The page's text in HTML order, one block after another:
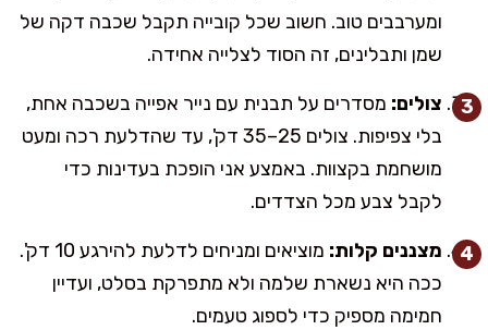
ומערבבים טוב. חשוב שכל קובייה תקבל שכבה דקה של
שמן ותבלינים, זה הסוד לצלייה אחידה.
צולים: מסדרים על תבנית עם נייר אפייה בשכבה אחת,
בלי צפיפות. צולים 25–35 דק', עד שהדלעת רכה ומעט
מושחמת בקצוות. באמצע אני הופכת בעדינות כדי
לקבל צבע מכל הצדדים.
מצננים קלות:
מוציאים ומניחים לדלעת להירגע 10 דק'.
ככה היא נשארת שלמה ולא מתפרקת בסלט, ועדיין
חמימה מספיק כדי לספוג טעמים.